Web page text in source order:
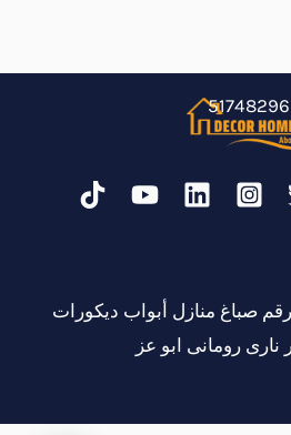
51748296
Copyright © 2026 رقم صباغ منازل أبواب ديكورات
رومانى ابو عز